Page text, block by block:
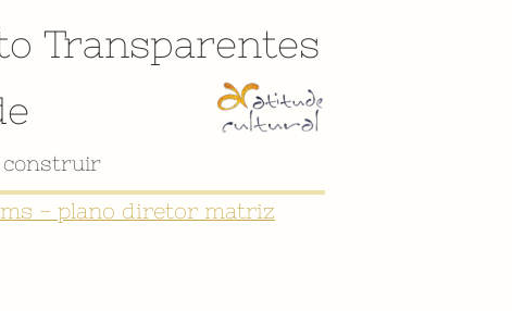
Transparentes
construir
- plano diretor matriz